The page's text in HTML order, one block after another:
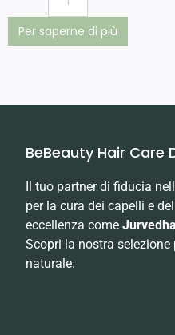
Per saperne di più
BeBeauty Hair Care
Il tuo partner di fiducia
per la cura dei capelli e
eccellenza come Jurvedha
Scopri la nostra
naturale.